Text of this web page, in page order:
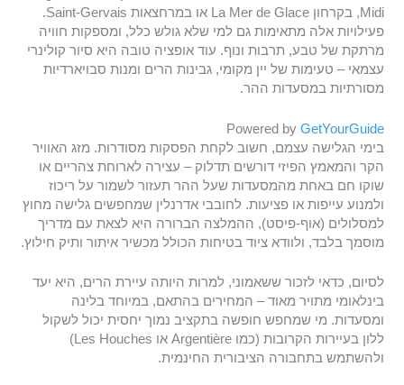
Midi, בקרחון La Mer de Glace או במרחצאות Saint-Gervais.
פעילויות אלה מתאימות גם למי שלא גולש כלל, ומספקות חוויה
מרתקת של טבע, תרבות ונוף. עוד אופציה טובה היא סיור קולינרי
עצמאי – טעימות של יין מקומי, גבינות הרים ומנות סבויארדיות
מסורתיות במסעדות ההר.
Powered by GetYourGuide
בימי הגלישה עצמם, חשוב לקחת הפסקות מסודרות. מזג האוויר
הקר והמאמץ הפיזי דורשים תדלוק – עצירה לארוחת צהריים או
שוקו חם באחת מהמסעדות שעל ההר תעזור לשמור על ריכוז
ולמנוע עייפות או פציעות. לחובבי אדרנלין שמחפשים גלישה מחוץ
למסלולים (אוף-פיסט), ההמלצה הברורה היא לצאת עם מדריך
מוסמך בלבד, ולוודא ציוד בטיחות הכולל מכשיר איתור ותיק חילוץ.
לסיום, כדאי לזכור ששאמוני, למרות היותה עיירת הרים, היא יעד
בינלאומי מתויר מאוד – המחירים בהתאם, במיוחד בלינה
ומסעדות. מי שמחפש חופשה בתקציב נמוך יחסית יכול לשקול
ללון בעיירות הקרובות (כמו Argentière או Les Houches)
ולהשתמש בתחבורה הציבורית החינמית.